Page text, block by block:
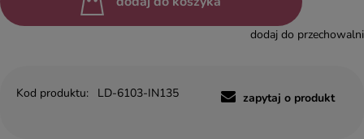
dodaj do przechowalni
Kod produktu: LD-6103-IN135 zapytaj o produkt